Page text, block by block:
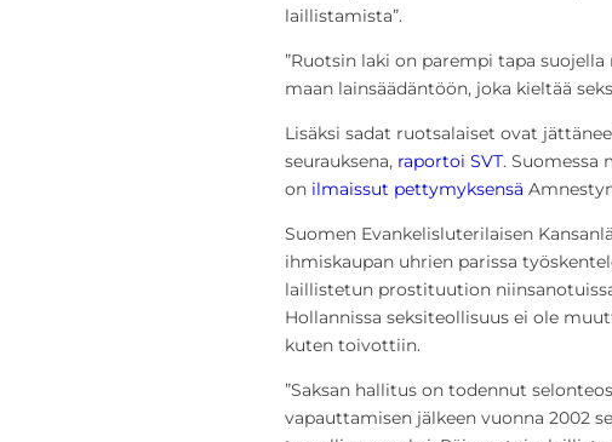
laillistamista”.
”Ruotsin laki on parempi tapa
maan lainsäädäntöön, joka kieltää
Lisäksi sadat ruotsalaiset ovat
seurauksena, raportoi SVT. Suomessa
on ilmaissut pettymyksensä
Suomen Evankelisluterilaisen
ihmiskaupan uhrien parissa
laillistetun prostituution
Hollannissa seksiteollisuus ei ole
kuten toivottiin.
”Saksan hallitus on todennut
vapauttamisen jälkeen vuonna 2002